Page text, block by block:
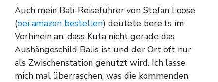
Auch mein Bali-Reiseführer von Stefan Loose
(bei amazon bestellen) deutete bereits im
Vorhinein an, dass Kuta nicht gerade das
Aushängeschild Balis ist und der Ort oft nur
als Zwischenstation genutzt wird. Ich lasse
mich mal überraschen, was die kommenden